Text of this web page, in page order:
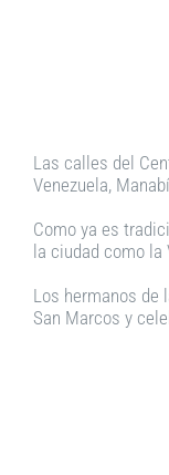
Las calles del
Venezuela,
Como ya es
la ciudad como la
Los hermanos de
San Marcos y